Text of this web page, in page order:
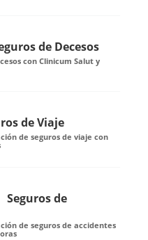
de Decesos
con Clinicum Salut y
de Viaje
de seguros de viaje con
Seguros de
de seguros de accidentes